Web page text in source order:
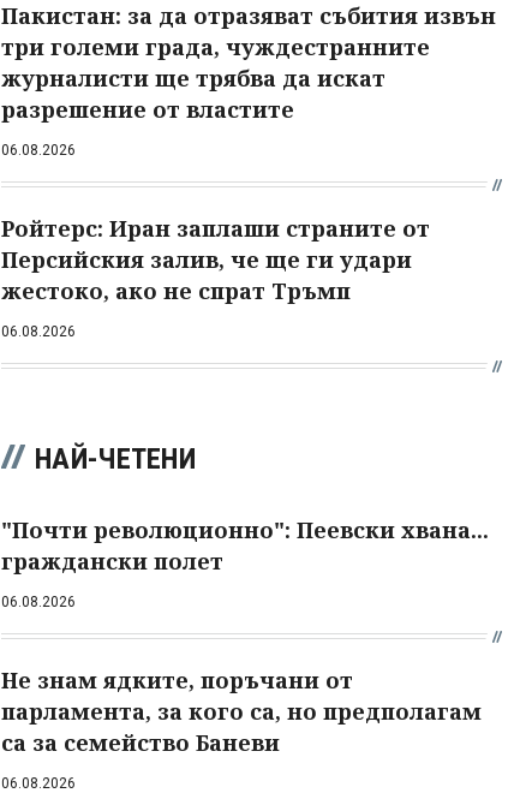
Пакистан: за да отразяват събития извън
три големи града, чуждестранните
журналисти ще трябва да искат
разрешение от властите
06.08.2026
Ройтерс: Иран заплаши страните от
Персийския залив, че ще ги удари
жестоко, ако не спрат Тръмп
06.08.2026
НАЙ-ЧЕТЕНИ
"Почти революционно": Пеевски хвана...
граждански полет
06.08.2026
Не знам ядките, поръчани от
парламента, за кого са, но предполагам
са за семейство Баневи
06.08.2026